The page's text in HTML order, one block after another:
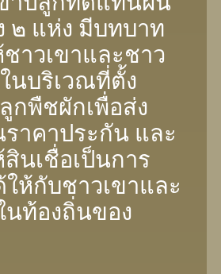
๒ แห่ง มีบทบาท
ชาวเขาและชาว
นบริเวณที่ตั้ง
กพืชผักเพื่อส่ง
ราคาประกัน และ
สินเชื่อเป็นการ
ให้กับชาวเขาและ
นท้องถิ่นของ